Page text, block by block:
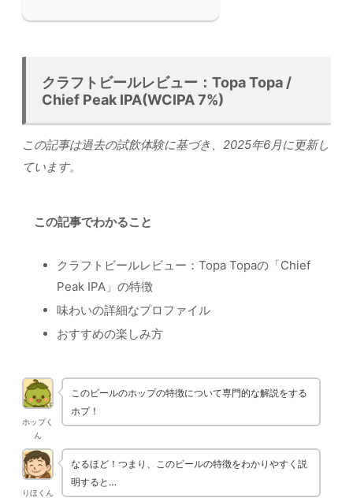
クラフトビールレビュー：Topa Topa /
Chief Peak IPA(WCIPA 7%)
この記事は過去の試飲体験に基づき、2025年6月に更新し
ています。
この記事でわかること
クラフトビールレビュー：Topa Topaの「Chief
Peak IPA」の特徴
味わいの詳細なプロファイル
おすすめの楽しみ方
ホップく
ん
このビールのホップの特徴について専門的な解説をする
ホプ！
りほくん
なるほど！つまり、このビールの特徴をわかりやすく説
明すると…